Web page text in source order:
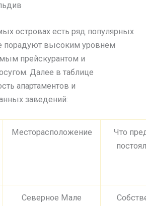
островах есть ряд популярных
порадуют высоким уровнем
прейскурантом и
Далее в таблице
апартаментов и
заведений:
Месторасположение
Что
Северное Мале